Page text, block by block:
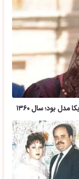
بود؛ سال ۱۳۶۰